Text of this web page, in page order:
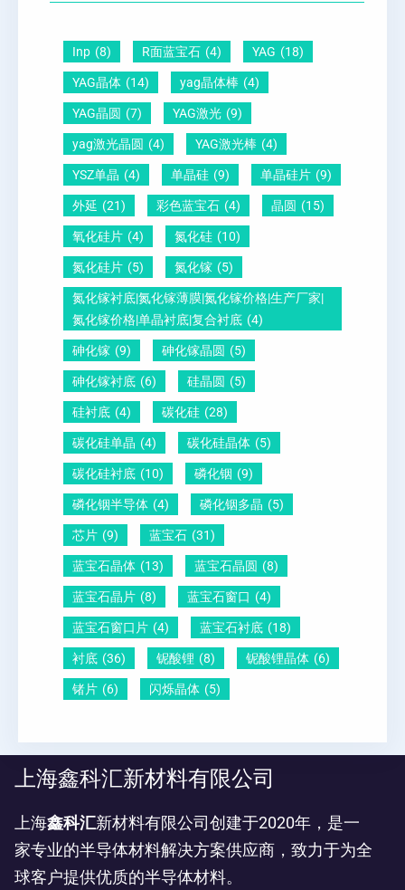
？
说
明
向
1
1
怎
么
测
-
压
电
晶
圆
钛
铅
晶
圆
Inp (8) R面蓝宝石 (4) YAG (18)
YAG晶体 (14) yag晶体棒 (4)
YAG晶圆 (7) YAG激光 (9)
yag激光晶圆 (4) YAG激光棒 (4)
YSZ单晶 (4) 单晶硅 (9) 单晶硅片 (9)
外延 (21) 彩色蓝宝石 (4) 晶圆 (15)
氧化硅片 (4) 氮化硅 (10)
氮化硅片 (5) 氮化镓 (5)
氮化镓衬底|氮化镓薄膜|氮化镓价格|生产厂家|
氮化镓价格|单晶衬底|复合衬底 (4)
砷化镓 (9) 砷化镓晶圆 (5)
砷化镓衬底 (6) 硅晶圆 (5)
硅衬底 (4) 碳化硅 (28)
碳化硅单晶 (4) 碳化硅晶体 (5)
碳化硅衬底 (10) 磷化铟 (9)
磷化铟半导体 (4) 磷化铟多晶 (5)
芯片 (9) 蓝宝石 (31)
蓝宝石晶体 (13) 蓝宝石晶圆 (8)
蓝宝石晶片 (8) 蓝宝石窗口 (4)
蓝宝石窗口片 (4) 蓝宝石衬底 (18)
衬底 (36) 铌酸锂 (8) 铌酸锂晶体 (6)
锗片 (6) 闪烁晶体 (5)
上海鑫科汇新材料有限公司
上海鑫科汇新材料有限公司创建于2020年，是一
家专业的半导体材料解决方案供应商，致力于为全
球客户提供优质的半导体材料。